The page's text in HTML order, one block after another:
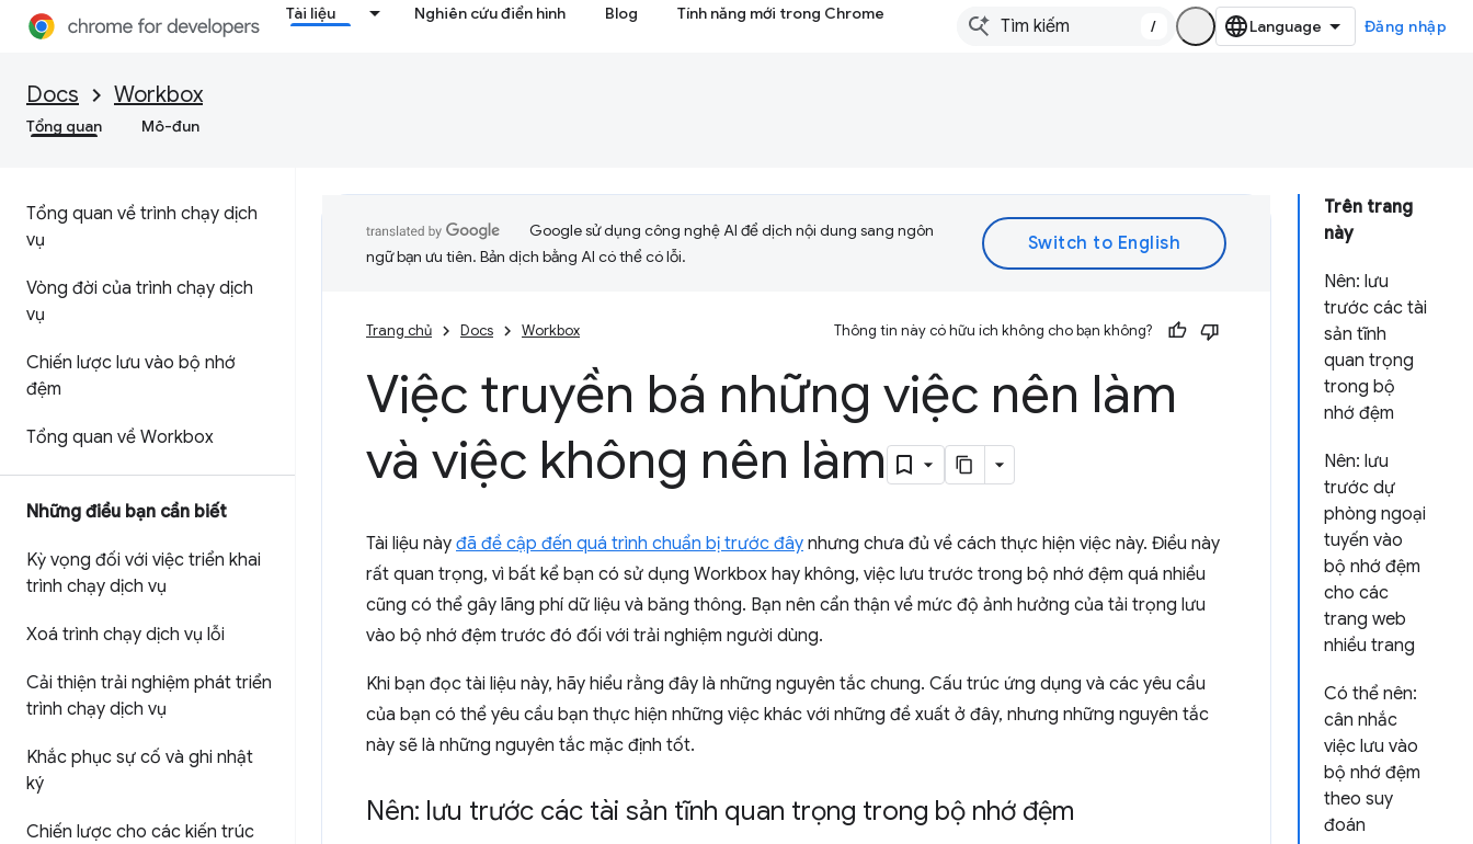
Tài liệu Nghiên cứu điển hình Blog Tính năng mới trong Chrome
/ Đăng nhập
Docs Workbox
Tổng quan Mô-đun
Tổng quan về trình chạy dịch
vụ
Vòng đời của trình chạy dịch
vụ
Chiến lược lưu vào bộ nhớ
đệm
Tổng quan về Workbox
Những điều bạn cần biết
Kỳ vọng đối với việc triển khai
trình chạy dịch vụ
Xoá trình chạy dịch vụ lỗi
Cải thiện trải nghiệm phát triển
trình chạy dịch vụ
Khắc phục sự cố và ghi nhật
ký
Chiến lược cho các kiến trúc
Trên trang
này
Nên: lưu
trước các tài
sản tĩnh
quan trọng
trong bộ
nhớ đệm
Nên: lưu
trước dự
phòng ngoại
tuyến vào
bộ nhớ đệm
cho các
trang web
nhiều trang
Có thể nên:
cân nhắc
việc lưu vào
bộ nhớ đệm
theo suy
đoán
Google sử dụng công nghệ AI để dịch nội dung sang ngôn
ngữ bạn ưu tiên. Bản dịch bằng AI có thể có lỗi.
Trang chủ Docs Workbox Thông tin này có hữu ích không cho bạn không?
Việc truyền bá những việc nên làm
và việc không nên làm
Tài liệu này đã đề cập đến quá trình chuẩn bị trước đây nhưng chưa đủ về cách thực hiện việc này. Điều này
rất quan trọng, vì bất kể bạn có sử dụng Workbox hay không, việc lưu trước trong bộ nhớ đệm quá nhiều
cũng có thể gây lãng phí dữ liệu và băng thông. Bạn nên cẩn thận về mức độ ảnh hưởng của tải trọng lưu
vào bộ nhớ đệm trước đó đối với trải nghiệm người dùng.
Khi bạn đọc tài liệu này, hãy hiểu rằng đây là những nguyên tắc chung. Cấu trúc ứng dụng và các yêu cầu
của bạn có thể yêu cầu bạn thực hiện những việc khác với những đề xuất ở đây, nhưng những nguyên tắc
này sẽ là những nguyên tắc mặc định tốt.
Nên: lưu trước các tài sản tĩnh quan trọng trong bộ nhớ đệm